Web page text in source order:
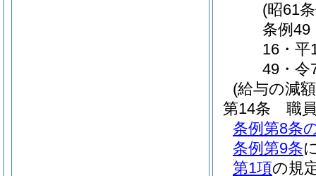
(昭61
条例49
16・平
49・令
(給与の減
第14条
職
条例第8条
条例第9条
第1項の規